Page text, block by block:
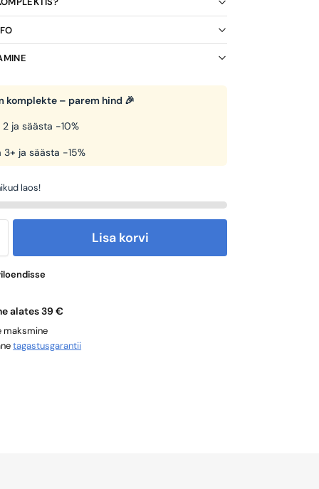
komplekte – parem hind 🎉
2 ja säästa -10%
3+ ja säästa -15%
laos!
Lisa korvi
alates 39 €
maksmine
tagastusgarantii